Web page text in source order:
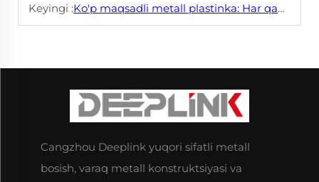
Keyingi :Ko'p maqsadli metall plastinka: Har qanday sozlamalar uchun yechimlar
Cangzhou Deeplink yuqori sifatli metall
bosish, varaq metall konstruktsiyasi va